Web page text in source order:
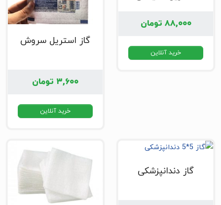
۸۸,۰۰۰ تومان
خرید آنلاین
گاز استریل سروش
۳,۶۰۰ تومان
خرید آنلاین
گاز دندانپزشکی